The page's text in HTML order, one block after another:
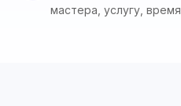
мастера, услугу, время